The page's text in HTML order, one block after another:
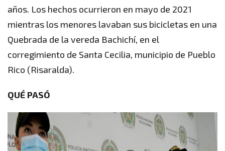
años. Los hechos ocurrieron en mayo de 2021
mientras los menores lavaban sus bicicletas en una
Quebrada de la vereda Bachichí, en el
corregimiento de Santa Cecilia, municipio de Pueblo
Rico (Risaralda).
QUÉ PASÓ